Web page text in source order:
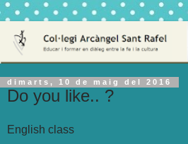
dimarts, 10 de maig del 2016
Do you like.. ?
English class